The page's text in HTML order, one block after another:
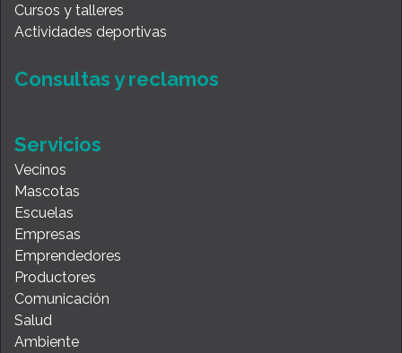
Cursos y talleres
Actividades deportivas
Consultas y reclamos
Servicios
Vecinos
Mascotas
Escuelas
Empresas
Emprendedores
Productores
Comunicación
Salud
Ambiente